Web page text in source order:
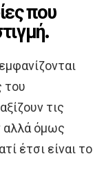
που
του
τις
αλλά όμως
έτσι είναι το